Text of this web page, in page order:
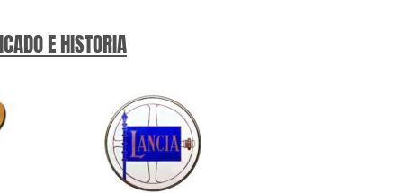
E HISTORIA